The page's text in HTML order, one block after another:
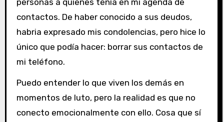
contactos. De haber conocido a sus deudos,
habria expresado mis condolencias, pero hice lo
único que podía hacer: borrar sus contactos de
mi teléfono.
Puedo entender lo que viven los demás en
momentos de luto, pero la realidad es que no
conecto emocionalmente con ello. Cosa que sí